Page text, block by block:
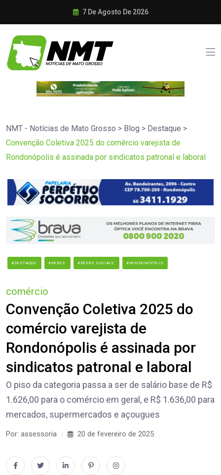
7 De Agosto De 2026
NMT - Notícias de Mato Grosso > Blog > Destaque >
Convenção Coletiva 2025 do comércio varejista de
Rondonópolis é assinada por sindicatos patronal e laboral
#DESTAQUE #REDES #REDES SOCIAIS #RONDONÓPOLIS
comércio
Convenção Coletiva 2025 do
comércio varejista de
Rondonópolis é assinada por
sindicatos patronal e laboral
O piso da categoria passa a ser de salário base de R$
1.626,00 para o comércio em geral, e R$ 1.636,00 para
mercados, supermercados e açougues
Por: assessoria 20 de fevereiro de 2025